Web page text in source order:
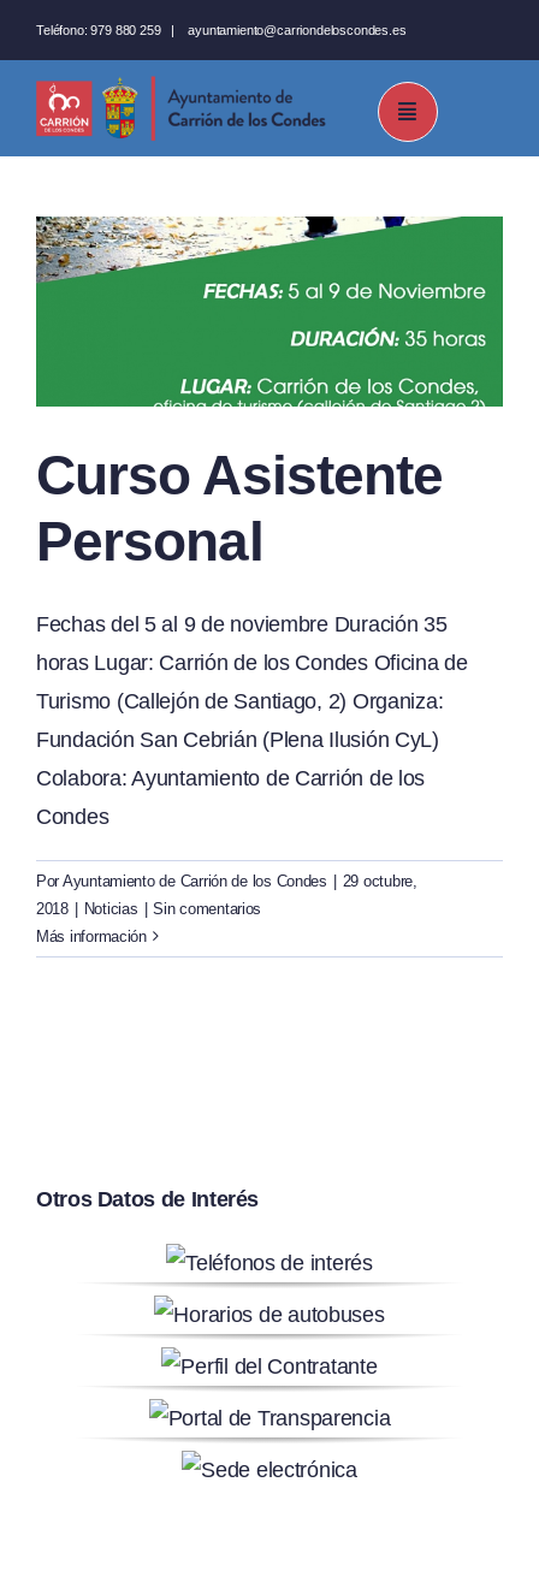
al
contenido
Teléfono: 979 880 259 |ayuntamiento@carriondeloscondes.es
Curso Asistente
Personal
Fechas del 5 al 9 de noviembre Duración 35
horas Lugar: Carrión de los Condes Oficina de
Turismo (Callejón de Santiago, 2) Organiza:
Fundación San Cebrián (Plena Ilusión CyL)
Colabora: Ayuntamiento de Carrión de los
Condes
Por Ayuntamiento de Carrión de los Condes
29 octubre,
2018
Noticias
Sin comentarios
Más información
Otros Datos de Interés